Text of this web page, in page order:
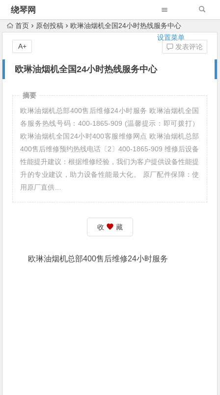
绕琴网
设置菜单
首页 原创投稿 欧琳油烟机全国24小时热线服务中心
欧琳油烟机全国24小时热线服务中心
发表评论
A+
摘要
欧琳油烟机总部400售后维修24小时服务 欧琳油烟机全国
各服务热线号码：400-1865-909 (温馨提示：即可拨打）
欧琳油烟机全国24小时400客服维修网点 欧琳油烟机总部
400售后维修预约热线电话〔2〕400-1865-909 维修后设备
性能提升建议：根据维修经验，我们为客户提供设备性能提
升的专业建议，助力设备性能最大化。 原厂配件保障：使
用原厂直供…
收 藏
欧琳油烟机总部400售后维修24小时服务